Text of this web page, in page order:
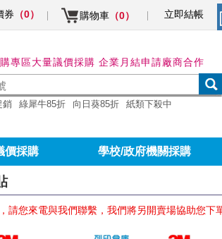
券 （0） 購物車 （0） 立即結帳
專區大量議價採購 企業月結申請廠商合作
銷 綠犀牛85折 向日葵85折 紙類下殺中
價採購 學校/政府機關採購
請您來電與我們聯繫，我們將另開賣場協助您下